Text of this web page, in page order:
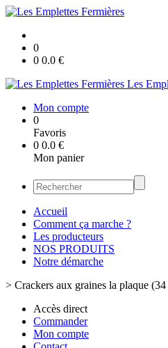
0
0 0.0 €
Les
Mon compte
0
Favoris
0 0.0 €
Mon panier
Accueil
Comment ça marche ?
Les producteurs
NOS PRODUITS
Notre démarche
> Crackers aux graines la plaque (34
Accès direct
Commander
Mon compte